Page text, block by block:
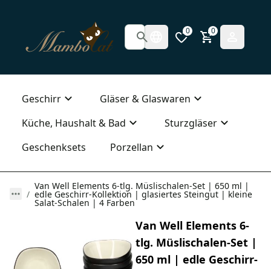
0 0
Geschirr
Gläser & Glaswaren
Küche, Haushalt & Bad
Sturzgläser
Geschenksets
Porzellan
Van Well Elements 6-tlg. Müslischalen-Set | 650 ml |
edle Geschirr-Kollektion | glasiertes Steingut | kleine
Salat-Schalen | 4 Farben
Van Well Elements 6-
tlg. Müslischalen-Set |
650 ml | edle Geschirr-